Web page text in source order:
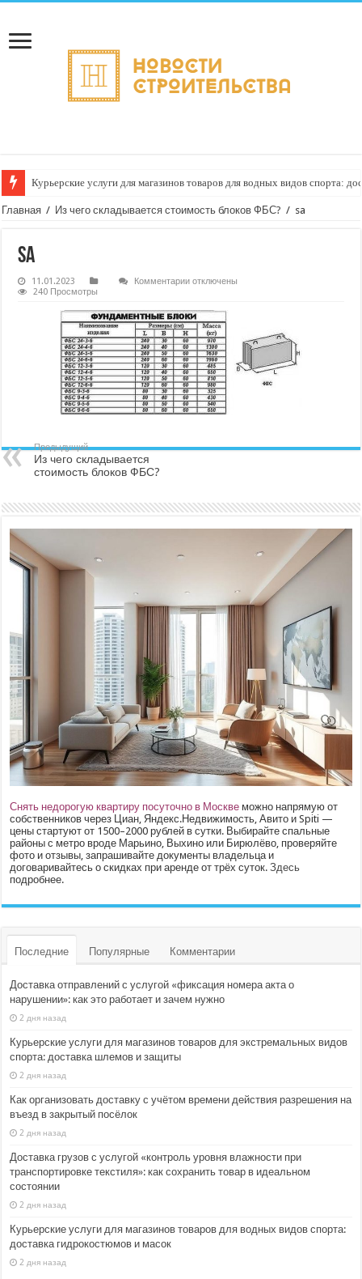
Курьерские услуги для магазинов товаров для водных видов спорта:
Главная / Из чего складывается стоимость блоков ФБС? / sa
sa
11.01.2023 Комментариикотключены
240 Просмотры
Предыдущий
Из чего складывается
стоимость блоков ФБС?
Снять недорогую квартиру посуточно в Москве можно напрямую от
собственников через Циан, Яндекс.Недвижимость, Авито и Spiti —
цены стартуют от 1500–2000 рублей в сутки. Выбирайте спальные
районы с метро вроде Марьино, Выхино или Бирюлёво, проверяйте
фото и отзывы, запрашивайте документы владельца и
договаривайтесь о скидках при аренде от трёх суток.Здесь
подробнее.
Последние Популярные Комментарии
Доставка отправлений с услугой «фиксация номера акта о
нарушении»: как это работает и зачем нужно
2 дня назад
Курьерские услуги для магазинов товаров для экстремальных видов
спорта: доставка шлемов и защиты
2 дня назад
Как организовать доставку с учётом времени действия разрешения на
въезд в закрытый посёлок
2 дня назад
Доставка грузов с услугой «контроль уровня влажности при
транспортировке текстиля»: как сохранить товар в идеальном
состоянии
2 дня назад
Курьерские услуги для магазинов товаров для водных видов спорта:
доставка гидрокостюмов и масок
2 дня назад